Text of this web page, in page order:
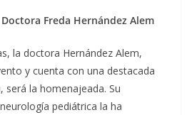
Freda Hernández Alem
la doctora Hernández Alem,
y cuenta con una destacada
será la homenajeada. Su
pediátrica la ha